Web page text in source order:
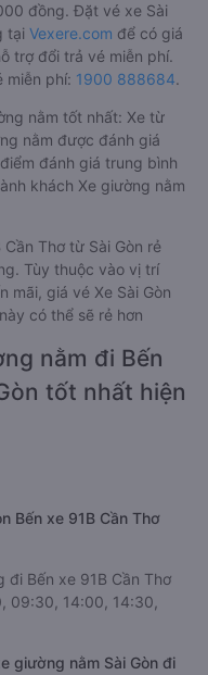
đồng. Đặt vé xe Sài
tại Vexere.com để có giá
trợ đổi trả vé miễn phí.
miễn phí: 1900 888684.
nằm tốt nhất: Xe từ
nằm được đánh giá
đánh giá trung bình
khách Xe giường nằm
Thơ từ Sài Gòn rẻ
Tùy thuộc vào vị trí
mãi, giá vé Xe Sài Gòn
có thể sẽ rẻ hơn
nằm đi Bến
tốt nhất hiện
Bến xe 91B Cần Thơ
đi Bến xe 91B Cần Thơ
09:30, 14:00, 14:30,
giường nằm Sài Gòn đi